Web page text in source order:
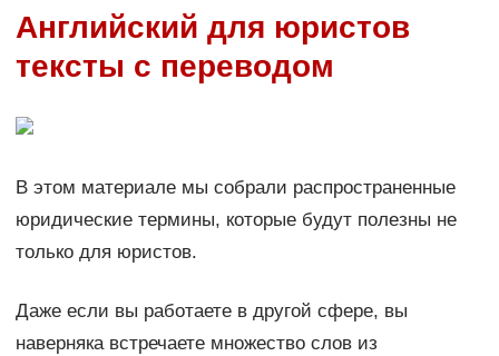
Английский для юристов
тексты с переводом
В этом материале мы собрали распространенные
юридические термины, которые будут полезны не
только для юристов.
Даже если вы работаете в другой сфере, вы
наверняка встречаете множество слов из